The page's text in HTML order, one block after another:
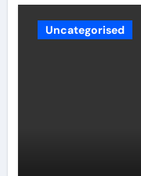
Uncategorised